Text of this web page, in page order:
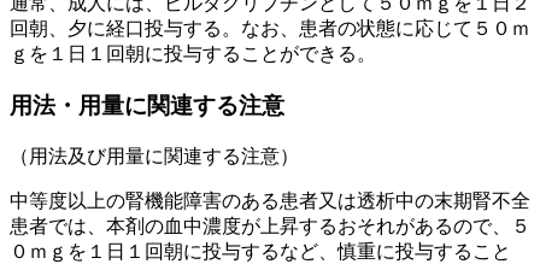
回朝、夕に経口投与する。なお、患者の状態に応じて５０ｍ
ｇを１日１回朝に投与することができる。
用法・用量に関連する注意
（用法及び用量に関連する注意）
中等度以上の腎機能障害のある患者又は透析中の末期腎不全
患者では、本剤の血中濃度が上昇するおそれがあるので、５
０ｍｇを１日１回朝に投与するなど、慎重に投与すること